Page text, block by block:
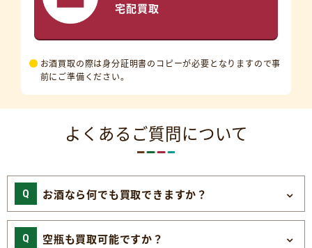
宅配買取
お酒買取の際は身分証明書のコピーが必要となりますので事
前にご準備ください。
よくあるご質問について
お酒なら何でも買取できますか？
空瓶も買取可能ですか？